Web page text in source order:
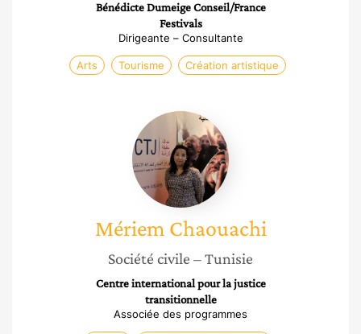
Bénédicte Dumeige Conseil/France
Festivals
Dirigeante – Consultante
Arts Tourisme Création artistique
Mériem
Chaouachi
Mériem Chaouachi
Société civile – Tunisie
Centre international pour la justice
transitionnelle
Associée des programmes